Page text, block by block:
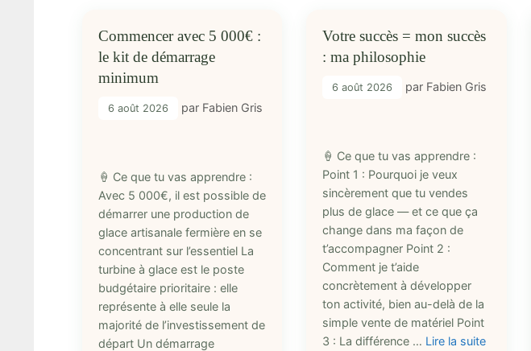
Commencer avec 5 000€ :
le kit de démarrage
minimum
6 août 2026 par Fabien Gris
🍦 Ce que tu vas apprendre :
Avec 5 000€, il est possible de
démarrer une production de
glace artisanale fermière en se
concentrant sur l’essentiel La
turbine à glace est le poste
budgétaire prioritaire : elle
représente à elle seule la
majorité de l’investissement de
départ Un démarrage
Votre succès = mon succès
: ma philosophie
6 août 2026 par Fabien Gris
🍦 Ce que tu vas apprendre :
Point 1 : Pourquoi je veux
sincèrement que tu vendes
plus de glace — et ce que ça
change dans ma façon de
t’accompagner Point 2 :
Comment je t’aide
concrètement à développer
ton activité, bien au-delà de la
simple vente de matériel Point
3 : La différence … Lire la suite